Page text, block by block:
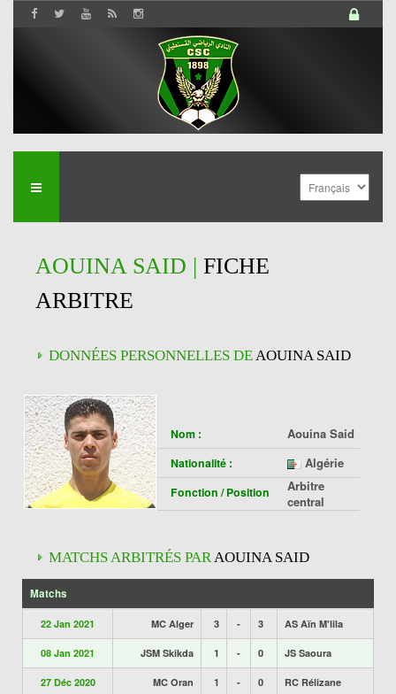
AOUINA SAID | FICHE
ARBITRE
DONNÉES PERSONNELLES DEAOUINA SAID
Nom : Aouina Said
Nationalité : Algérie
Fonction / Position
Arbitre
central
MATCHS ARBITRÉS PARAOUINA SAID
Matchs
22 Jan 2021 MC Alger 3 - 3 AS Aïn M'lila
08 Jan 2021 JSM Skikda 1 - 0 JS Saoura
27 Déc 2020 MC Oran 1 - 0 RC Rélizane